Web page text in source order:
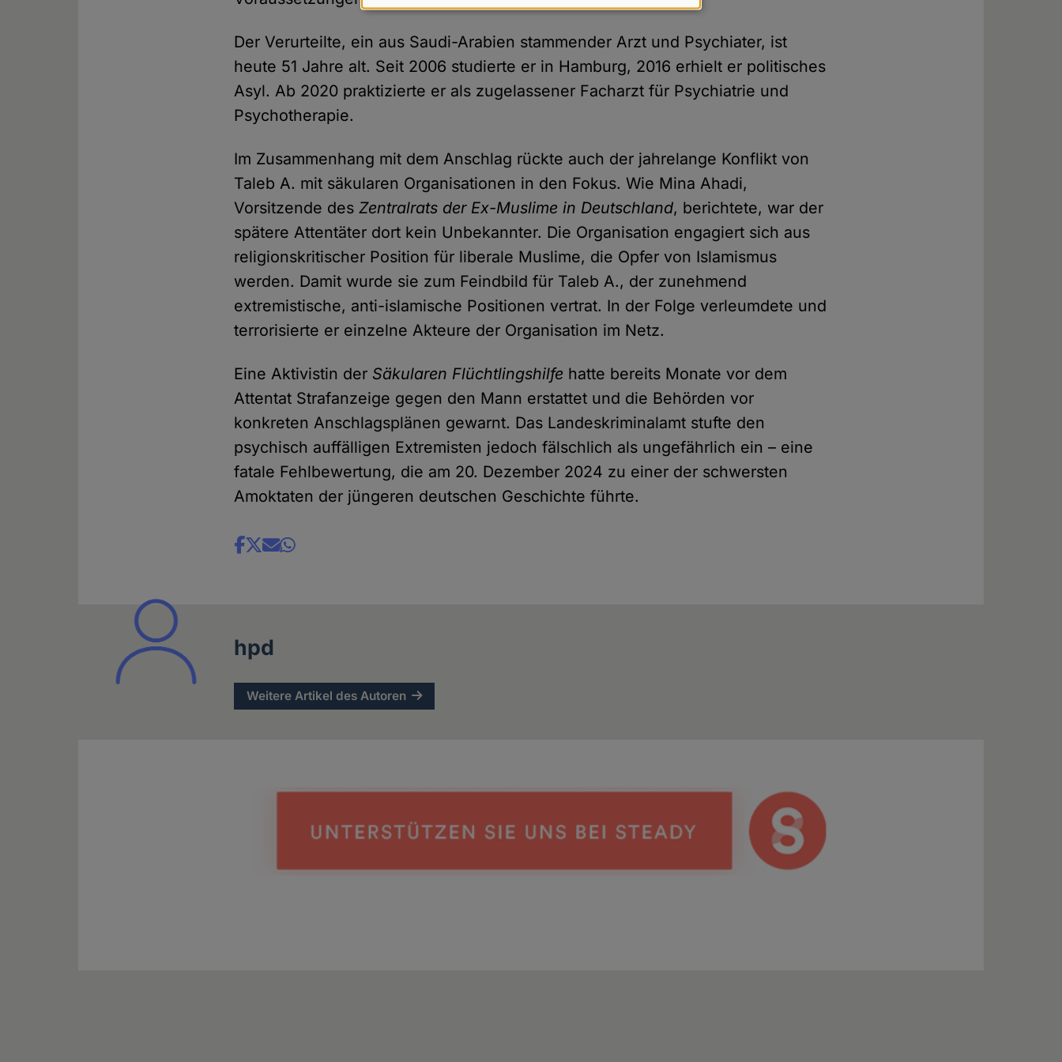
Der Verurteilte, ein aus Saudi-Arabien stammender Arzt und Psychiater, ist
heute 51 Jahre alt. Seit 2006 studierte er in Hamburg, 2016 erhielt er politisches
Asyl. Ab 2020 praktizierte er als zugelassener Facharzt für Psychiatrie und
Psychotherapie.
Im Zusammenhang mit dem Anschlag rückte auch der jahrelange Konflikt von
Taleb A. mit säkularen Organisationen in den Fokus. Wie Mina Ahadi,
Vorsitzende desZentralrats der Ex-Muslime in Deutschland, berichtete, war der
spätere Attentäter dort kein Unbekannter. Die Organisation engagiert sich aus
religionskritischer Position für liberale Muslime, die Opfer von Islamismus
werden. Damit wurde sie zum Feindbild für Taleb A., der zunehmend
extremistische, anti-islamische Positionen vertrat. In der Folge verleumdete und
terrorisierte er einzelne Akteure der Organisation im Netz.
Eine Aktivistin der Säkularen Flüchtlingshilfe hatte bereits Monate vor dem
Attentat Strafanzeige gegen den Mann erstattet und die Behörden vor
konkreten Anschlagsplänen gewarnt. Das Landeskriminalamt stufte den
psychisch auffälligen Extremisten jedoch fälschlich als ungefährlich ein – eine
fatale Fehlbewertung, die am 20. Dezember 2024 zu einer der schwersten
Amoktaten der jüngeren deutschen Geschichte führte.
Share
hpd
Weitere Artikel des Autoren
Daten
und
Cookies